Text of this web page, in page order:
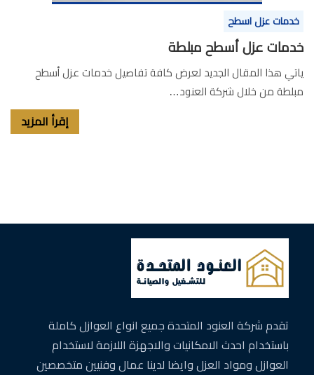
خدمات عزل اسطح
خدمات عزل أسطح مبلطة
ياتي هذا المقال الجديد لعرض كافة تفاصيل خدمات عزل أسطح
مبلطة من خلال شركة العنود…
إقرأ المزيد
تقدم شركة العنود المتحدة جميع انواع العوازل كاملة
باستخدام احدث الامكانيات والاجهزة اللازمة لاستخدام
العوازل ومواد العزل وايضا لدينا عمال وفنيين متخصصين